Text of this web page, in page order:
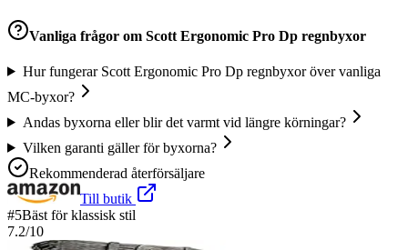
Vanliga frågor om Scott Ergonomic Pro Dp regnbyxor
Hur fungerar Scott Ergonomic Pro Dp regnbyxor över vanliga
MC-byxor?
Andas byxorna eller blir det varmt vid längre körningar?
Vilken garanti gäller för byxorna?
Rekommenderad återförsäljare
Till butik
#5Bäst för klassisk stil
7.2/10